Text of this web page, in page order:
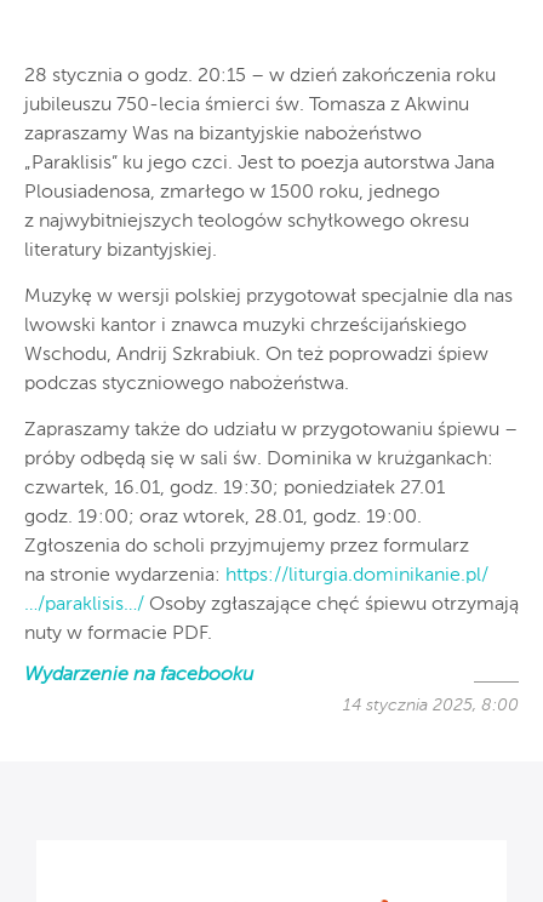
28 stycznia o godz. 20:15 – w dzień zakończenia roku
jubileuszu 750-lecia śmierci św. Tomasza z Akwinu
zapraszamy Was na bizantyjskie nabożeństwo
„Paraklisis” ku jego czci. Jest to poezja autorstwa Jana
Plousiadenosa, zmarłego w 1500 roku, jednego
z najwybitniejszych teologów schyłkowego okresu
literatury bizantyjskiej.
Muzykę w wersji polskiej przygotował specjalnie dla nas
lwowski kantor i znawca muzyki chrześcijańskiego
Wschodu, Andrij Szkrabiuk. On też poprowadzi śpiew
podczas styczniowego nabożeństwa.
Zapraszamy także do udziału w przygotowaniu śpiewu –
próby odbędą się w sali św. Dominika w krużgankach:
czwartek, 16.01, godz. 19:30; poniedziałek 27.01
godz. 19:00; oraz wtorek, 28.01, godz. 19:00.
Zgłoszenia do scholi przyjmujemy przez formularz
na stronie wydarzenia: https://liturgia.dominikanie.pl/
…/paraklisis…/ Osoby zgłaszające chęć śpiewu otrzymają
nuty w formacie PDF.
Wydarzenie na facebooku
14 stycznia 2025, 8:00